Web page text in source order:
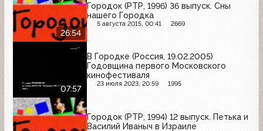
26:54
Городок (РТР, 1996) 36 выпуск. Сны
нашего Городка
5 августа 2015, 00:41 2669
07:57
В Городке (Россия, 19.02.2005)
Годовщина первого Московского
кинофестиваля
23 июля 2023, 20:59 1995
Городок (РТР, 1994) 12 выпуск. Петька и
Василий Иваныч в Израиле